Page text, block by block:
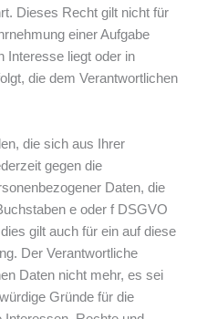
Dieses Recht gilt nicht für
einer Aufgabe
Interesse liegt oder in
die dem Verantwortlichen
die sich aus Ihrer
gegen die
Daten, die
e oder f DSGVO
gilt auch für ein auf diese
Der Verantwortliche
Daten nicht mehr, es sei
Gründe für die